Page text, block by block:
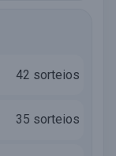
42 sorteios
35 sorteios